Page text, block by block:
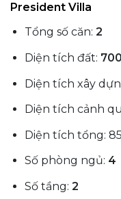
President Villa
Tổng số căn: 2
Diện tích đất:
Diện tích xây
Diện tích cảnh
Diện tích tổng:
Số phòng ngủ: 4
Số tầng: 2